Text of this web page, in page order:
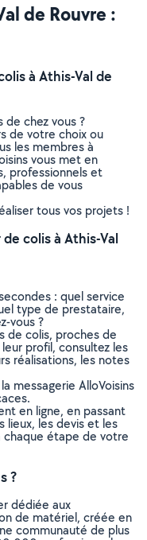
de Rouvre :
à Athis-Val de
de chez vous ?
de votre choix ou
les membres à
vous met en
professionnels et
de vous
tous vos projets !
colis à Athis-Val
: quel service
type de prestataire,
vous ?
de colis, proches de
profil, consultez les
réalisations, les notes
messagerie AlloVoisins
en ligne, en passant
lieux, les devis et les
chaque étape de votre
?
dédiée aux
de matériel, créée en
communauté de plus